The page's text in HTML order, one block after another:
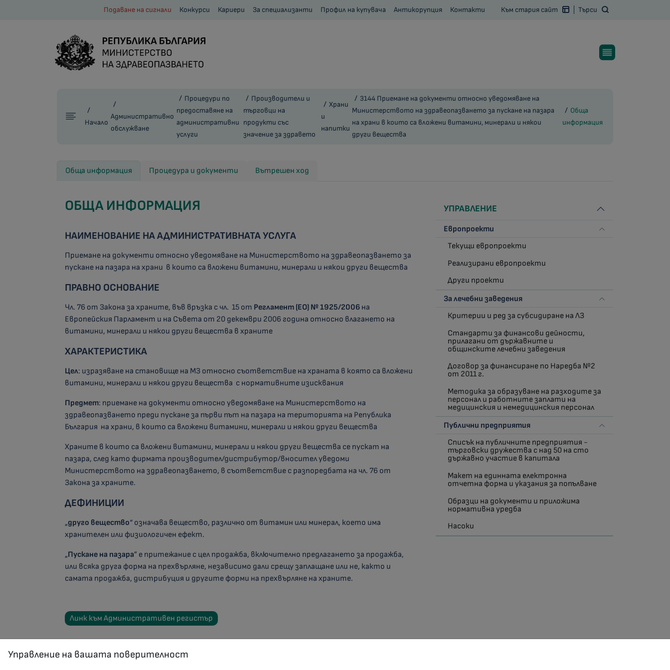
Подаване на сигнали Конкурси Кариери За специализанти Профил на купувача Антикорупция Контакти Към стария сайт Търси
Начало
Административно
обслужване
Процедури по
предоставяне на
административни
услуги
Производители и
търговци на
продукти със
значение за здравето
Храни
и
напитки
3144 Приемане на документи относно уведомяване на
Министерството на здравеопазването за пускане на пазара
на храни в които са вложени витамини, минерали и някои
други вещества
Обща
информация
Обща информация Процедура и документи Вътрешен ход
ОБЩА ИНФОРМАЦИЯ
НАИМЕНОВАНИЕ НА АДМИНИСТРАТИВНАТА УСЛУГА
Приемане на документи относно уведомяване на Министерството на здравеопазването за
пускане на пазара на храни в които са вложени витамини, минерали и някои други вещества
ПРАВНО ОСНОВАНИЕ
Чл. 76 от Закона за храните, във връзка с чл. 15 от Регламент (ЕО) № 1925/2006 на
Европейския Парламент и на Съвета от 20 декември 2006 година относно влагането на
витамини, минерали и някои други вещества в храните
ХАРАКТЕРИСТИКА
Цел: изразяване на становище на МЗ относно съответствие на храната в която са вложени
витамини, минерали и някои други вещества с нормативните изисквания
Предмет: приемане на документи относно уведомяване на Министерството на
здравеопазването преди пускане за първи път на пазара на територията на Република
България на храни, в които са вложени витамини, минерали и някои други вещества
Храните в които са вложени витамини, минерали и някои други вещества се пускат на
пазара, след като фирмата производител/дистрибутор/вносител уведоми
Министерството на здравеопазването, в съответствие с разпоредбата на чл. 76 от
Закона за храните.
ДЕФИНИЦИИ
„друго вещество“ означава вещество, различно от витамин или минерал, което има
хранителен или физиологичен ефект.
„Пускане на пазара” е притежание с цел продажба, включително предлагането за продажба,
или всяка друга форма на прехвърляне, независимо дали срещу заплащане или не, както и
самата продажба, дистрибуция и другите форми на прехвърляне на храните.
Линк към Административен регистър
УПРАВЛЕНИЕ
Европроекти
Текущи европроекти
Реализирани европроекти
Други проекти
За лечебни заведения
Критерии и ред за субсидиране на ЛЗ
Стандарти за финансови дейности,
прилагани от държавните и
общинските лечебни заведения
Договор за финансиране по Наредба №2
от 2011 г.
Методика за образуване на разходите за
персонал и работните заплати на
медицинския и немедицинския персонал
Публични предприятия
Списък на публичните предприятия -
търговски дружества с над 50 на сто
държавно участие в капитала
Макет на единната електронна
отчетна форма и указания за попълване
Образци на документи и приложима
нормативна уредба
Насоки
Управление на вашата поверителност